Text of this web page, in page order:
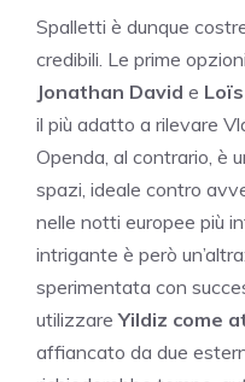
Spalletti è dunque
credibili. Le prime
Jonathan David e
il più adatto a rilevare
Openda, al contrario, è
spazi, ideale contro
nelle notti europee più
intrigante è però
sperimentata con
utilizzareYildiz come
affiancato da due